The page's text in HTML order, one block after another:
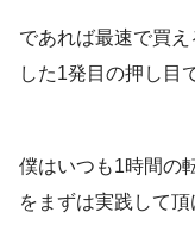
であれば最速で買
した1発目の押し目
僕はいつも1時間の
をまずは実践して